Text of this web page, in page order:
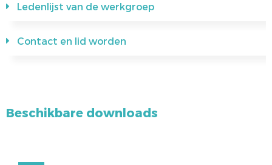
Ledenlijst van de werkgroep
Contact en lid worden
Beschikbare downloads